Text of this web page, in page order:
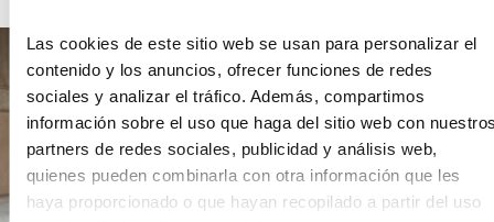
Las cookies de este sitio web se usan para personalizar el
contenido y los anuncios, ofrecer funciones de redes
sociales y analizar el tráfico. Además, compartimos
información sobre el uso que haga del sitio web con
partners de redes sociales, publicidad y análisis web,
quienes pueden combinarla con otra información que les
haya proporcionado o que hayan recopilado a partir del uso